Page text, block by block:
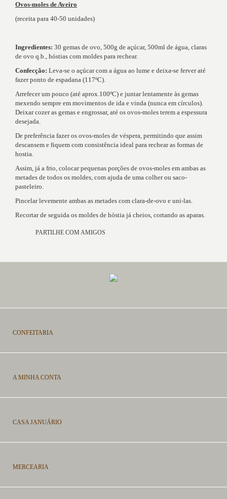
Ovos-moles de Aveiro
(receita para 40-50 unidades)
Ingredientes: 30 gemas de ovo, 500g de açúcar, 500ml de água, claras
de ovo q.b., hóstias com moldes para rechear.
Confecção: Leva-se o açúcar com a água ao lume e deixa-se ferver até
fazer ponto de espadana (117ºC).
Arrefecer um pouco (até aprox.100ºC) e juntar lentamente às gemas
mexendo sempre em movimentos de ida e vinda (nunca em círculos).
Deixar cozer as gemas e engrossar, até os ovos-moles terem a espessura
desejada.
De preferência fazer os ovos-moles de véspera, permitindo que assim
descansem e fiquem com consistência ideal para rechear as formas de
hostia.
Assim, já a frio, colocar pequenas porções de ovos-moles em ambas as
metades de todos os moldes, com ajuda de uma colher ou saco-
pasteleiro.
Pincelar levemente ambas as metades com clara-de-ovo e uni-las.
Recortar de seguida os moldes de hóstia já cheios, cortando as aparas.
PARTILHE COM AMIGOS
CONFEITARIA
A MINHA CONTA
CASA JANUÁRIO
MERCEARIA